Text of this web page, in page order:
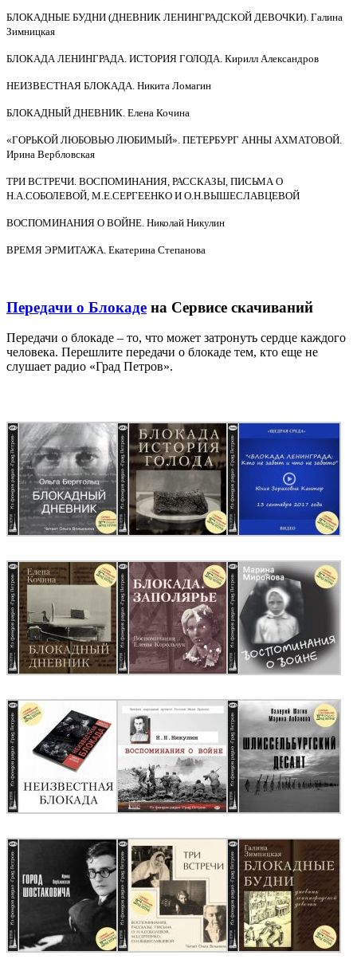
БЛОКАДНЫЕ БУДНИ (ДНЕВНИК ЛЕНИНГРАДСКОЙ ДЕВОЧКИ). Галина
Зимницкая
БЛОКАДА ЛЕНИНГРАДА. ИСТОРИЯ ГОЛОДА. Кирилл Александров
НЕИЗВЕСТНАЯ БЛОКАДА. Никита Ломагин
БЛОКАДНЫЙ ДНЕВНИК. Елена Кочина
«ГОРЬКОЙ ЛЮБОВЬЮ ЛЮБИМЫЙ». ПЕТЕРБУРГ АННЫ АХМАТОВОЙ.
Ирина Вербловская
ТРИ ВСТРЕЧИ. ВОСПОМИНАНИЯ, РАССКАЗЫ, ПИСЬМА О
Н.А.СОБОЛЕВОЙ, М.Е.СЕРГЕЕНКО И О.Н.ВЫШЕСЛАВЦЕВОЙ
ВОСПОМИНАНИЯ О ВОЙНЕ. Николай Никулин
ВРЕМЯ ЭРМИТАЖА. Екатерина Степанова
Передачи о Блокаде на Сервисе скачиваний
Передачи о блокаде – то, что может затронуть сердце каждого
человека. Перешлите передачи о блокаде тем, кто еще не
слушает радио «Град Петров».